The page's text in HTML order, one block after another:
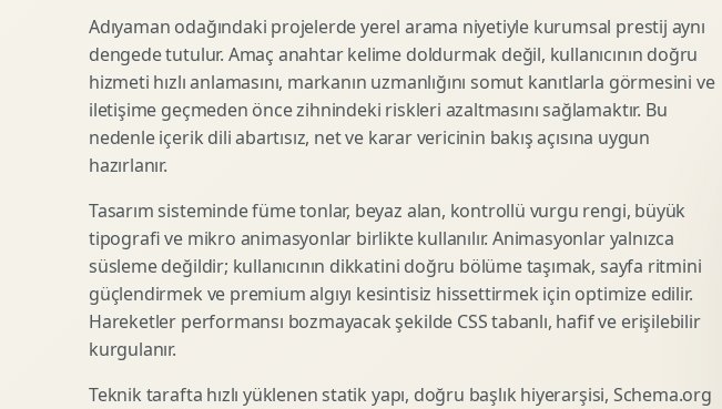
Uluslararasi SEO
SEO Icerik Stratejisi
Schema Markup Optimizasyonu
3D Karakter Tasarimi
3D Stand Tasarimi
3D Sosyal Medya Gorseli
3D Lansman Filmi
Low Poly Modelleme
High Poly Modelleme
3D Render Alma
Teknik Modelleme
Premium Ambalaj Tasarimi
Etiket Tasarimi
Kutu Tasarimi
Raf Gorunurlugu
Gida Ambalaj Tasarimi
Kozmetik Ambalaj Tasarimi
Afis Tasarimi
Brosur Tasarimi
Sosyal Medya Gorsel Tasarimi
Sunum Tasarimi
Infografik Tasarimi
Marka Stratejisi
Marka Konumlandirma
Isimlendirme
Rekabet Analizi
Marka Mimarisi
Adıyaman odağındaki projelerde yerel arama niyetiyle kurumsal prestij aynı
dengede tutulur. Amaç anahtar kelime doldurmak değil, kullanıcının doğru
hizmeti hızlı anlamasını, markanın uzmanlığını somut kanıtlarla görmesini ve
iletişime geçmeden önce zihnindeki riskleri azaltmasını sağlamaktır. Bu
nedenle içerik dili abartısız, net ve karar vericinin bakış açısına uygun
hazırlanır.
Tasarım sisteminde füme tonlar, beyaz alan, kontrollü vurgu rengi, büyük
tipografi ve mikro animasyonlar birlikte kullanılır. Animasyonlar yalnızca
süsleme değildir; kullanıcının dikkatini doğru bölüme taşımak, sayfa ritmini
güçlendirmek ve premium algıyı kesintisiz hissettirmek için optimize edilir.
Hareketler performansı bozmayacak şekilde CSS tabanlı, hafif ve erişilebilir
kurgulanır.
Teknik tarafta hızlı yüklenen statik yapı, doğru başlık hiyerarşisi, Schema.org